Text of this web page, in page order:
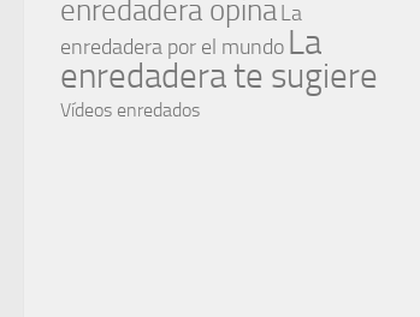
enredadera opina La
enredadera por el mundo La
enredadera te sugiere
Vídeos enredados